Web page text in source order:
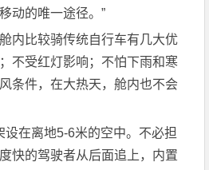
动的唯一途径。”
内比较骑传统自行车有几大优
受红灯影响；不怕下雨和寒
条件，在大热天，舱内也不会
设在离地5-6米的空中。不必担
快的驾驶者从后面追上，内置